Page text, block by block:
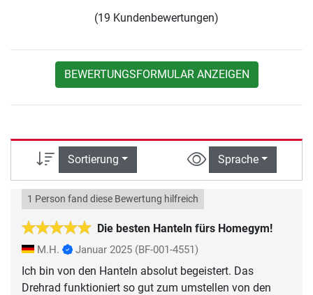
(19 Kundenbewertungen)
BEWERTUNGSFORMULAR ANZEIGEN
Sortierung Sprache
Die besten Hanteln fürs Homegym!
1 Person fand diese Bewertung hilfreich
M.H. Januar 2025 (BF-001-4551)
Ich bin von den Hanteln absolut begeistert. Das
Drehrad funktioniert so gut zum umstellen von den